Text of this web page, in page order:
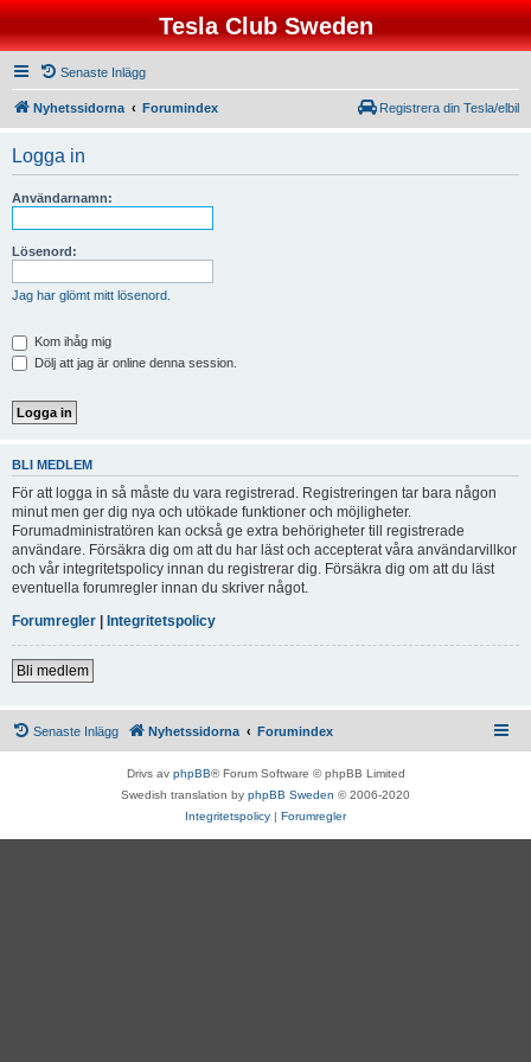
Tesla Club Sweden
Senaste Inlägg
Nyhetssidorna Forumindex Registrera din Tesla/elbil
Logga in
Användarnamn:
Lösenord:
Jag har glömt mitt lösenord.
Kom ihåg mig
Dölj att jag är online denna session.
BLI MEDLEM
För att logga in så måste du vara registrerad. Registreringen tar bara någon
minut men ger dig nya och utökade funktioner och möjligheter.
Forumadministratören kan också ge extra behörigheter till registrerade
användare. Försäkra dig om att du har läst och accepterat våra användarvillkor
och vår integritetspolicy innan du registrerar dig. Försäkra dig om att du läst
eventuella forumregler innan du skriver något.
Forumregler | Integritetspolicy
Bli medlem
Senaste Inlägg Nyhetssidorna Forumindex
Drivs av phpBB® Forum Software © phpBB Limited
Swedish translation by phpBB Sweden © 2006-2020
Integritetspolicy | Forumregler